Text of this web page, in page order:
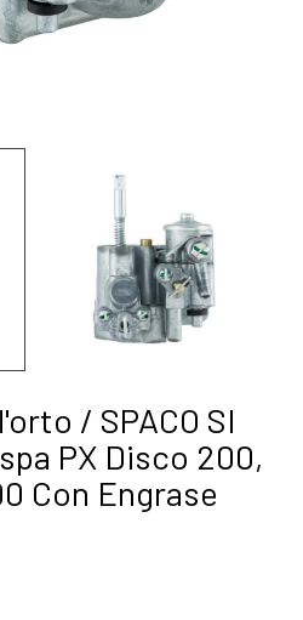
/ SPACO SI
PX Disco 200,
Con Engrase